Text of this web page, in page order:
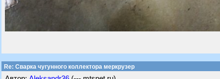
Re: Сварка чугунного коллектора меркрузер